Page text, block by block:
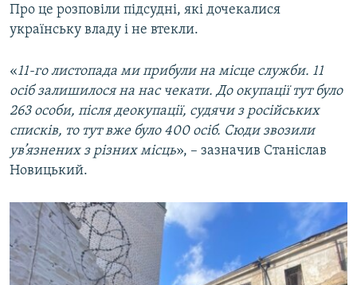
Про це розповіли підсудні, які дочекалися
українську владу і не втекли.
«11-го листопада ми прибули на місце служби. 11
осіб залишилося на нас чекати. До окупації тут було
263 особи, після деокупації, судячи з російських
списків, то тут вже було 400 осіб. Сюди звозили
ув’язнених з різних місць», – зазначив Станіслав
Новицький.